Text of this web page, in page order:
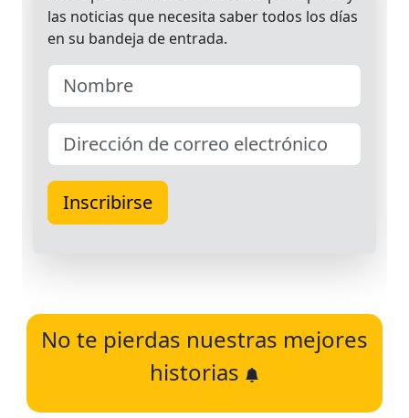
No te pierdas nuestras mejores
historias